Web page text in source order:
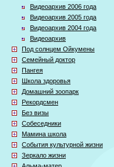
Видеоархив 2006 года
Видеоархив 2005 года
Видеоархив 2004 года
Видеоархив
Под солнцем Ойкумены
Семейный доктор
Пангея
Школа здоровья
Домашний зоопарк
Рекордсмен
Без визы
Собеседники
Мамина школа
События культурной жизни
Зеркало жизни